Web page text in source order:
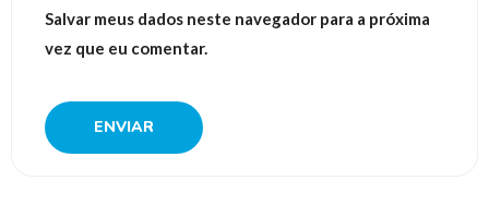
Salvar meus dados neste navegador para a próxima
vez que eu comentar.